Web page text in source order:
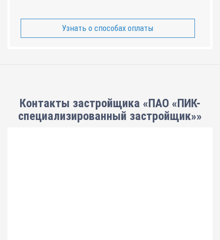
Узнать о способах оплаты
Контакты застройщика «ПАО «ПИК-
специализированный застройщик»»